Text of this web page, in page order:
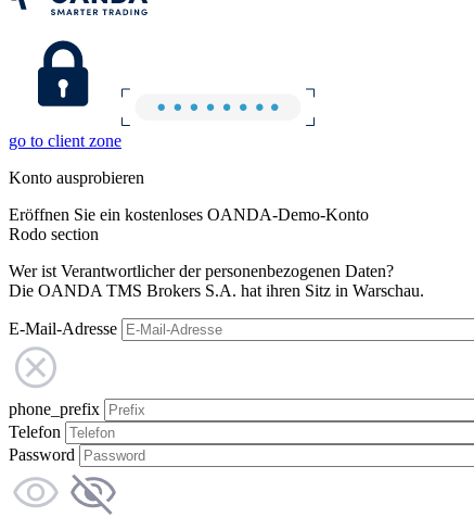
go to client zone
Konto ausprobieren
Eröffnen Sie ein kostenloses OANDA-Demo-Konto
Rodo section
Wer ist Verantwortlicher der personenbezogenen Daten?
Die OANDA TMS Brokers S.A. hat ihren Sitz in Warschau.
E-Mail-Adresse
phone_prefix
Telefon
Password